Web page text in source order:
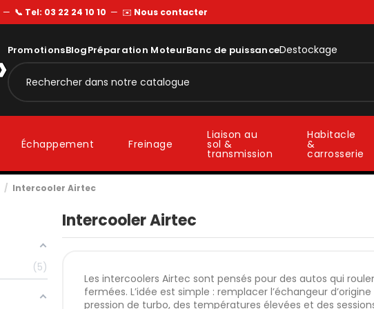
— 📞 Tel: 03 22 24 10 10 — ✉️ Nous contacter
PromotionsBlogPréparation MoteurBanc de puissanceDestockage
Échappement Freinage
Liaison au
sol &
transmission
Habitacle
&
carrosserie
Intercooler Airtec
Intercooler Airtec
Les intercoolers Airtec sont pensés pour des autos qui
fermées. L’idée est simple : remplacer l’échangeur
pression de turbo, des températures élevées et des
5